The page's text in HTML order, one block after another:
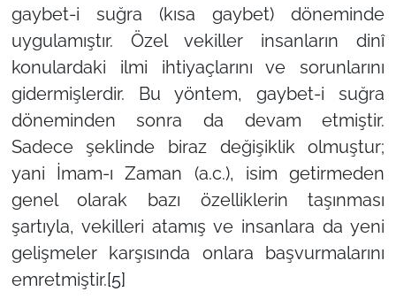
gaybet-i suğra (kısa gaybet) döneminde
uygulamıştır. Özel vekiller insanların dinî
konulardaki ilmi ihtiyaçlarını ve sorunlarını
gidermişlerdir. Bu yöntem, gaybet-i suğra
döneminden sonra da devam etmiştir.
Sadece şeklinde biraz değişiklik olmuştur;
yani İmam-ı Zaman (a.c.), isim getirmeden
genel olarak bazı özelliklerin taşınması
şartıyla, vekilleri atamış ve insanlara da yeni
gelişmeler karşısında onlara başvurmalarını
emretmiştir.[5]